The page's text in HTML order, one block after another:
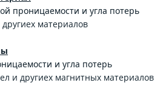
проницаемости и угла потерь
материалов
и угла потерь
и другиех магнитных материалов